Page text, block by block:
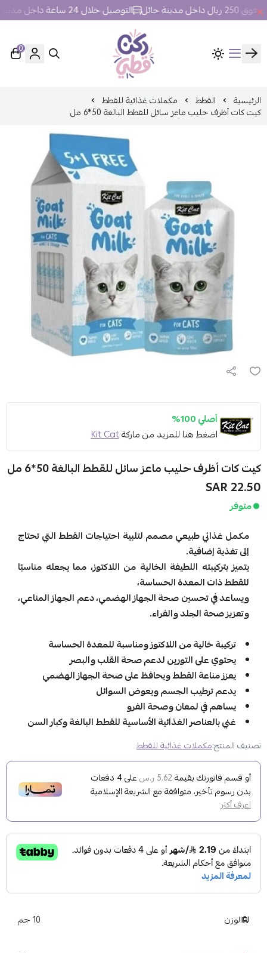
حائل التوصيل خلال 24 ساعة داخل مدينة حائل.
ركن قطي
0
الرئيسية القطط مكملات غذائية للقطط
كيت كات أظرف حليب ماعز سائل للقطط البالغة 50*6 مل
أصلي 100%
اضغط هنا للمزيد من ماركةKit Cat
كيت كات أظرف حليب ماعز سائل للقطط البالغة 50*6 مل
22.50 SAR
متوفر
مكمل غذائي طبيعي مصمم لتلبية احتياجات القطط التي تحتاج
إلى تغذية إضافية.
يتميز بتركيبته اللطيفة الخالية من اللاكتوز، مما يجعله مناسبًا
للقطط ذات المعدة الحساسة،
ويساعد في تحسين صحة الجهاز الهضمي، دعم الجهاز المناعي،
وتعزيز صحة الجلد والفراء.
تركيبة خالية من اللاكتوز ومناسبة للمعدة الحساسة
يحتوي على التورين لدعم صحة القلب والبصر
يعزز مناعة القطط ويحافظ على صحة الجهاز الهضمي
يدعم ترطيب الجسم ويعوض السوائل
يساهم في لمعان وصحة الفرو
غني بالعناصر الغذائية الأساسية للقطط البالغة وكبار السن
تصنيف المنتج:مكملات غذائية للقطط
أو قسم فاتورتك بقيمة 5.62 ر.س على4 دفعات
بدون رسوم تأخير، متوافقة مع الشريعة الإسلامية
اعرف أكثر
الوزن 10 جم